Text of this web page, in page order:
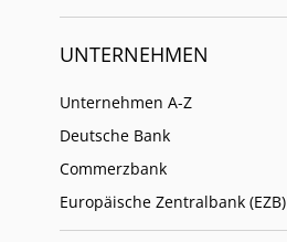
UNTERNEHMEN
Unternehmen A-Z
Deutsche Bank
Commerzbank
Europäische Zentralbank (EZB)